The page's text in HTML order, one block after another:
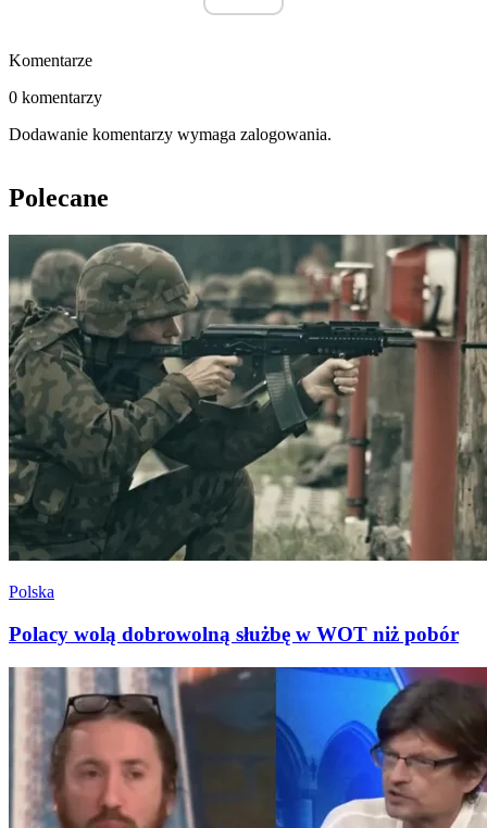
Komentarze
0 komentarzy
Dodawanie komentarzy wymaga zalogowania.
Polecane
Polska
Polacy wolą dobrowolną służbę w WOT niż pobór